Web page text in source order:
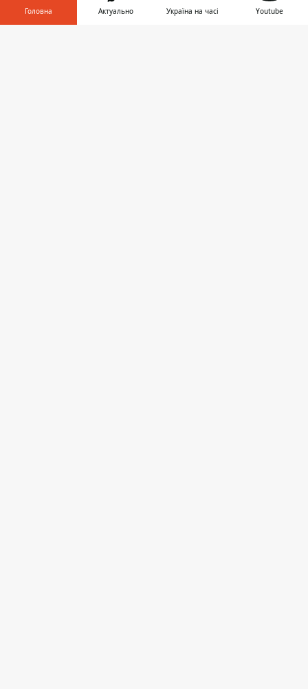
"Плюс одна... "Іскандер"", — написав
Головна Актуально Україна на часі Youtube